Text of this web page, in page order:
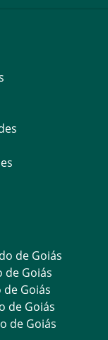
de Goiás
de Goiás
Goiás
de Goiás
de Goiás